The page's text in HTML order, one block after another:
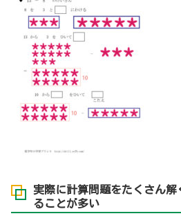
実際に計算問題をたくさん
ることが多い